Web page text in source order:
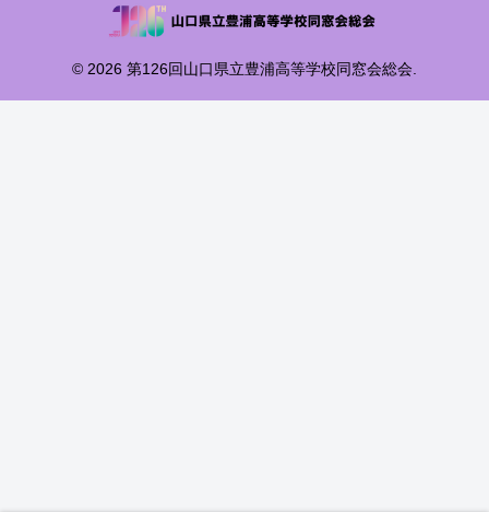
© 2026 第126回山口県立豊浦高等学校同窓会総会.